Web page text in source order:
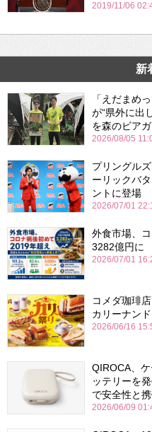
2019/11/06
新
「えだまめ
が“県外に出
を森のビア
2026/08/05
プリングル
ーリックバ
ントに登場
2026/07/01
外食市場、
3282億円に
2026/07/01
コメダ珈琲
カリーナン
2026/06/16
QIROCA、
ッテリーを
で安全性と
2026/06/09